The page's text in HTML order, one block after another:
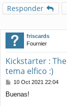
Responder
friscards
Fournier
Kickstarter :
tema elfico :)
M
n
10 Oct 2021 22:04
Buenas!